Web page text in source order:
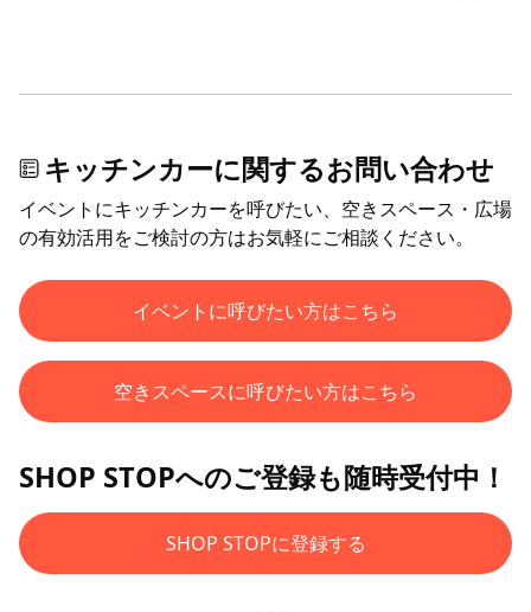
キッチンカーに関するお問い合わせ
イベントにキッチンカーを呼びたい、空きスペース・広場
の有効活用をご検討の方はお気軽にご相談ください。
イベントに呼びたい方はこちら
空きスペースに呼びたい方はこちら
SHOP STOPへのご登録も随時受付中！
SHOP STOPに登録する